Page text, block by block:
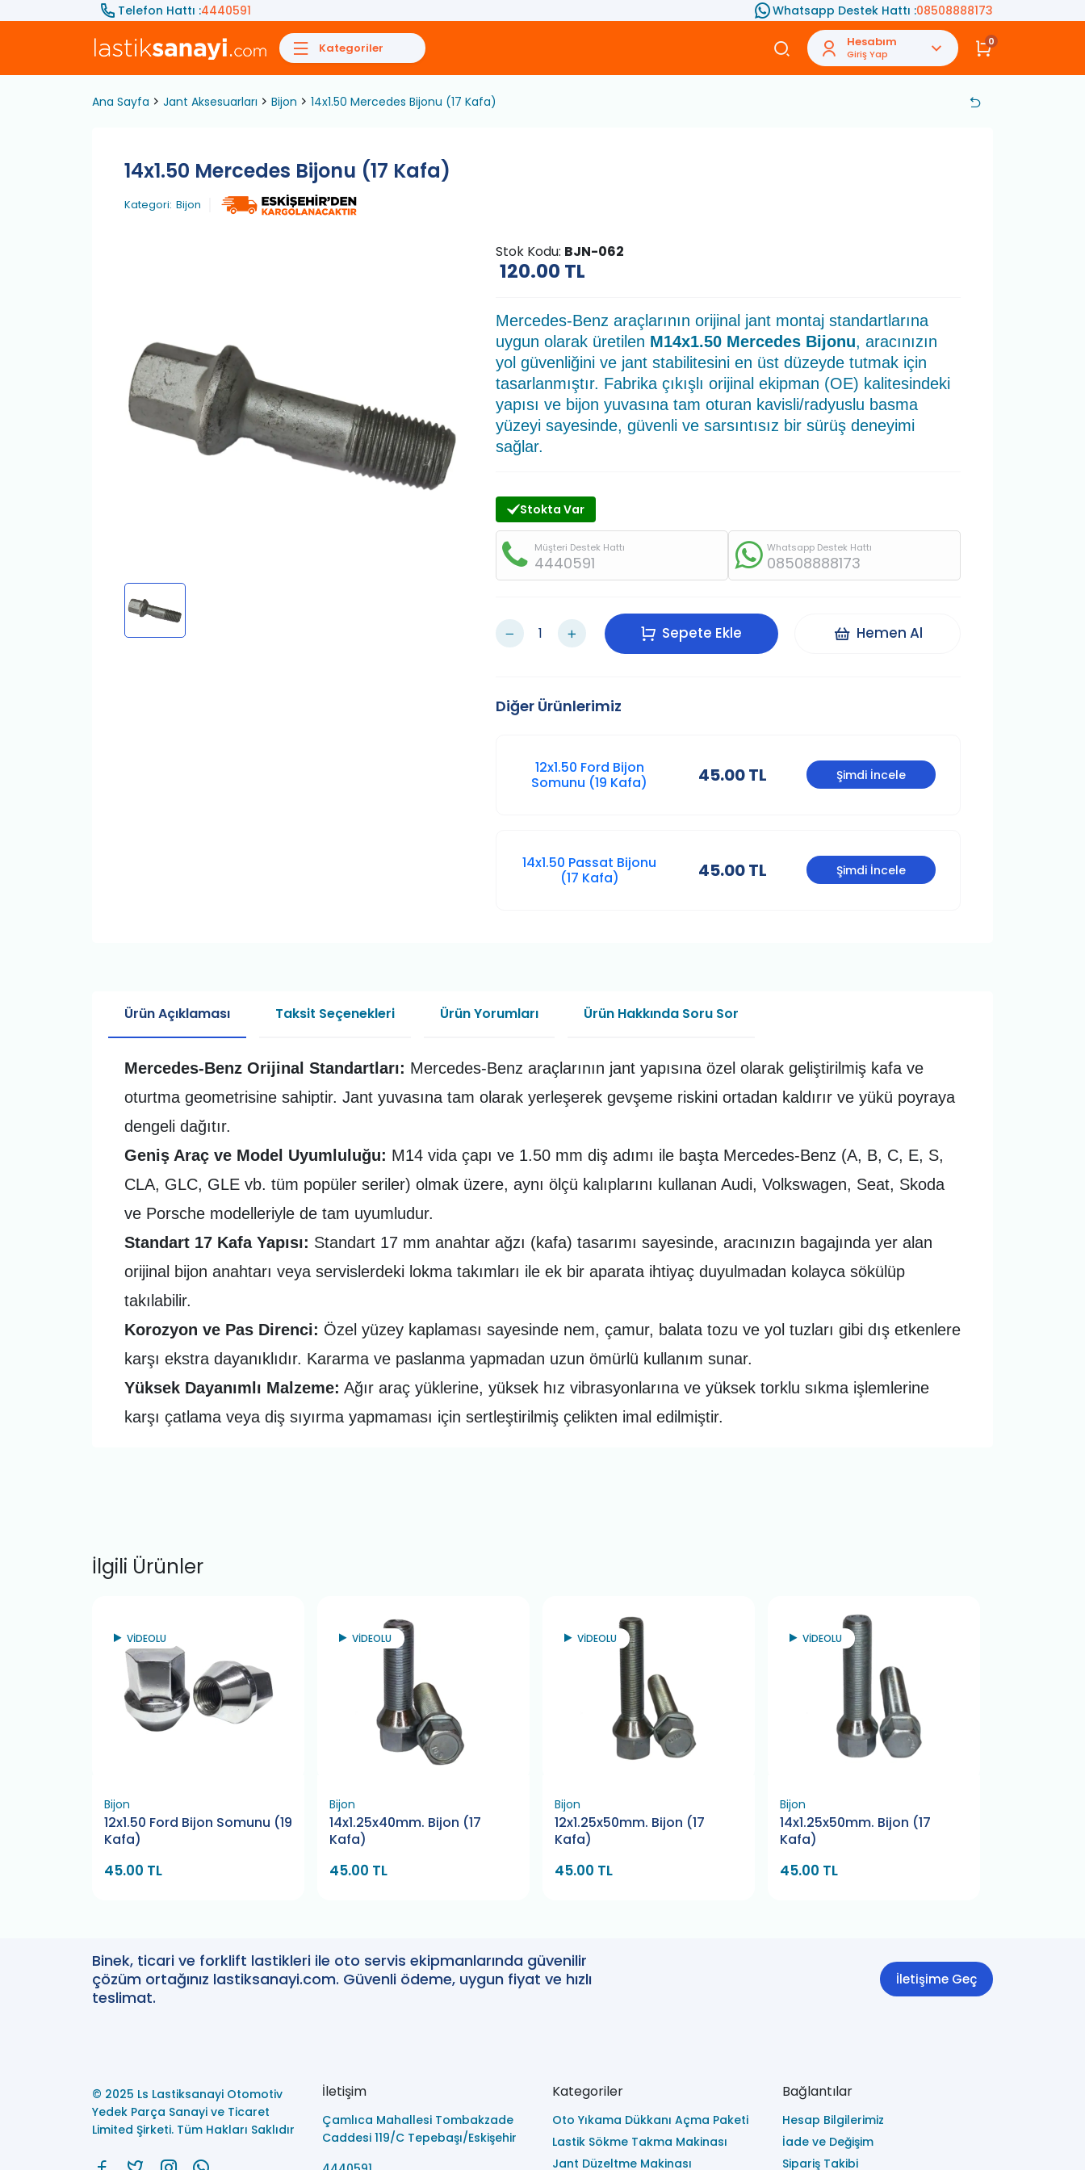
Telefon Hattı :4440591 Whatsapp Destek Hattı :08508888173
Kategoriler Hesabım
Giriş Yap
0
Ana Sayfa Jant Aksesuarları Bijon 14x1.50 Mercedes Bijonu (17 Kafa)
14x1.50 Mercedes Bijonu (17 Kafa)
Kategori: Bijon
Stok Kodu: BJN-062
120.00 TL
Mercedes-Benz araçlarının orijinal jant montaj standartlarına
uygun olarak üretilen M14x1.50 Mercedes Bijonu, aracınızın
yol güvenliğini ve jant stabilitesini en üst düzeyde tutmak için
tasarlanmıştır. Fabrika çıkışlı orijinal ekipman (OE) kalitesindeki
yapısı ve bijon yuvasına tam oturan kavisli/radyuslu basma
yüzeyi sayesinde, güvenli ve sarsıntısız bir sürüş deneyimi
sağlar.
Stokta Var
Müşteri Destek Hattı
4440591
Whatsapp Destek Hattı
08508888173
Sepete Ekle Hemen Al
Diğer Ürünlerimiz
12x1.50 Ford Bijon
Somunu (19 Kafa)
45.00 TL Şimdi İncele
14x1.50 Passat Bijonu
(17 Kafa)
45.00 TL Şimdi İncele
Ürün Açıklaması Taksit Seçenekleri Ürün Yorumları Ürün Hakkında Soru Sor
Mercedes-Benz Orijinal Standartları: Mercedes-Benz araçlarının jant yapısına özel olarak geliştirilmiş kafa ve
oturtma geometrisine sahiptir. Jant yuvasına tam olarak yerleşerek gevşeme riskini ortadan kaldırır ve yükü poyraya
dengeli dağıtır.
Geniş Araç ve Model Uyumluluğu: M14 vida çapı ve 1.50 mm diş adımı ile başta Mercedes-Benz (A, B, C, E, S,
CLA, GLC, GLE vb. tüm popüler seriler) olmak üzere, aynı ölçü kalıplarını kullanan Audi, Volkswagen, Seat, Skoda
ve Porsche modelleriyle de tam uyumludur.
Standart 17 Kafa Yapısı: Standart 17 mm anahtar ağzı (kafa) tasarımı sayesinde, aracınızın bagajında yer alan
orijinal bijon anahtarı veya servislerdeki lokma takımları ile ek bir aparata ihtiyaç duyulmadan kolayca sökülüp
takılabilir.
Korozyon ve Pas Direnci: Özel yüzey kaplaması sayesinde nem, çamur, balata tozu ve yol tuzları gibi dış etkenlere
karşı ekstra dayanıklıdır. Kararma ve paslanma yapmadan uzun ömürlü kullanım sunar.
Yüksek Dayanımlı Malzeme: Ağır araç yüklerine, yüksek hız vibrasyonlarına ve yüksek torklu sıkma işlemlerine
karşı çatlama veya diş sıyırma yapmaması için sertleştirilmiş çelikten imal edilmiştir.
İlgili Ürünler
VİDEOLU
Bijon
12x1.50 Ford Bijon Somunu (19
Kafa)
45.00 TL
VİDEOLU
Bijon
14x1.25x40mm. Bijon (17
Kafa)
45.00 TL
VİDEOLU
Bijon
12x1.25x50mm. Bijon (17
Kafa)
45.00 TL
VİDEOLU
Bijon
14x1.25x50mm. Bijon (17
Kafa)
45.00 TL
Binek, ticari ve forklift lastikleri ile oto servis ekipmanlarında güvenilir
çözüm ortağınız lastiksanayi.com. Güvenli ödeme, uygun fiyat ve hızlı
teslimat.
İletişime Geç
© 2025 Ls Lastiksanayi Otomotiv
Yedek Parça Sanayi ve Ticaret
Limited Şirketi. Tüm Hakları Saklıdır
İletişim
Çamlıca Mahallesi Tombakzade
Caddesi 119/C Tepebaşı/Eskişehir
Kategoriler
Oto Yıkama Dükkanı Açma Paketi
Lastik Sökme Takma Makinası
Jant Düzeltme Makinası
Bağlantılar
Hesap Bilgilerimiz
İade ve Değişim
Sipariş Takibi